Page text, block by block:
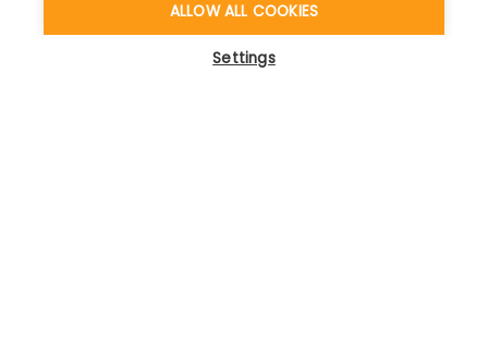
Mehr erfahren
ALLOW ALL COOKIES
Settings